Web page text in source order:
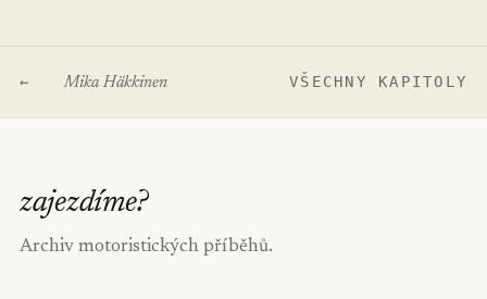
← Mika Häkkinen VŠECHNY KAPITOLY
zajezdíme?
Archiv motoristických příběhů.